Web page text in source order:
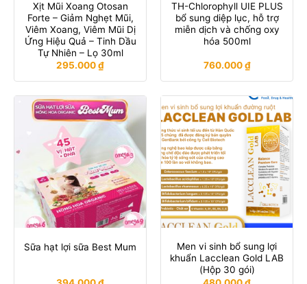
Xịt Mũi Xoang Otosan
Forte – Giảm Nghẹt Mũi,
Viêm Xoang, Viêm Mũi Dị
Ứng Hiệu Quả – Tinh Dầu
Tự Nhiên – Lọ 30ml
295.000₫
TH-Chlorophyll UIE PLUS
bổ sung diệp lục, hỗ trợ
miễn dịch và chống oxy
hóa 500ml
760.000₫
Sữa hạt lợi sữa Best Mum
Men vi sinh bổ sung lợi
khuẩn Lacclean Gold LAB
(Hộp 30 gói)